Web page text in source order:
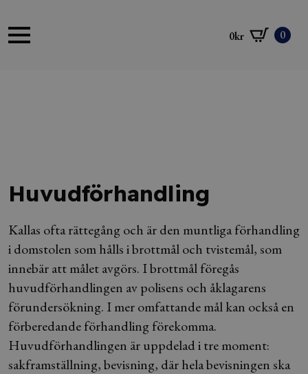
0kr 0
Huvudförhandling
Kallas ofta rättegång och är den muntliga förhandling
i domstolen som hålls i brottmål och tvistemål, som
innebär att målet avgörs. I brottmål föregås
huvudförhandlingen av polisens och åklagarens
förundersökning. I mer omfattande mål kan också en
förberedande förhandling förekomma.
Huvudförhandlingen är uppdelad i tre moment:
sakframställning, bevisning, där hela bevisningen ska